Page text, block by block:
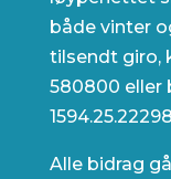
både vinter
tilsendt giro,
580800 eller
Alle bidrag